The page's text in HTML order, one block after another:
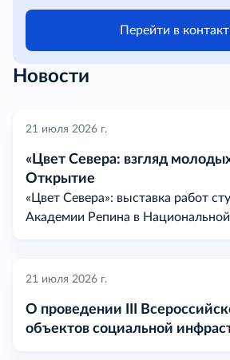
Перейти в
Новости
21 июля 2026 г.
«Цвет Севера: взгляд
Открытие
«Цвет Севера»: выставка работ
Академии Репина в Национальной
21 июля 2026 г.
О проведении III
объектов социальной